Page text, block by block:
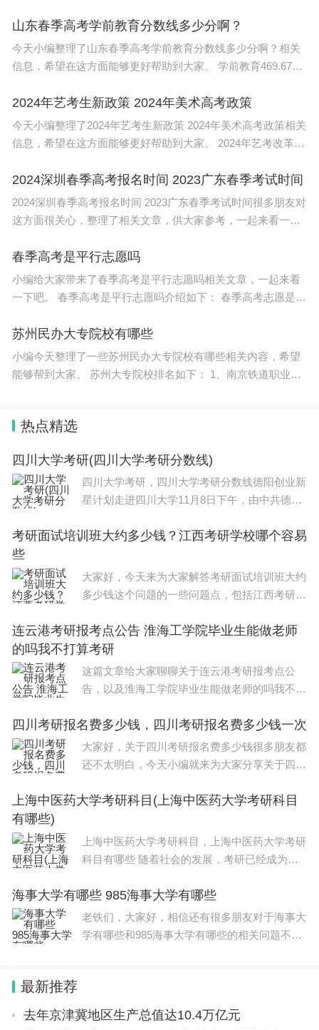
胎生的基因表达模式，研究人员将其中许多区域与生
殖差异联系起来。
性的骤然变化，而是通过10万年中的许多点滴突
变，一步步积累进化而成。
依然无法勘破的演化奥妙
转为活产，使小小的海洋蜗牛能够扩散到新的栖息
的。诚然，这两种生育方式都能完成繁衍后代的任
务，但它们的益处和代价却截然不同。为什么这些蜗
谜。
研究人员推测，这种转变可能还是出于自然选择对卵
的卵子则更容易受到干燥、物理损坏和捕食者的影
会付出其他代价。因为活产意味着对后代的“额外投
资”，意味着母体在保护自身和保护后代之间“走钢
严格要求。此次研究发现的许多基因组区域，很可能
也要参与应对这些挑战。
因此，尽管这项发现为了解从卵生到胎生的转变提供
了大量线索，但仍有大量问题有待解答。对科学家来
说，他们才刚刚开始接触到这一知识的表面。下一
步，研究人员希望绘制每个突变的功能图谱，揭示每
种基因变化如何塑造繁殖中的各种“游戏规则”。
蜗牛繁殖进化的基因之谜）
生控制线563分。 一
山东春季高考学前教育分数线多少分啊？
今天小编整理了山东春季高考学前教育分数线多少分啊？相关
信息，希望在这方面能够更好帮助到大家。 学前教育469.67
春考分数线学前教育类最
2024年艺考生新政策 2024年美术高考政策
今天小编整理了2024年艺考生新政策 2024年美术高考政策相关
信息，希望在这方面能够更好帮助到大家。 2024年艺考改革政
2024深圳春季高考报名时间 2023广东春季考试时间
2024深圳春季高考报名时间 2023广东春季考试时间很多朋友对
这方面很关心，整理了相关文章，供大家参考，一起来看一下
年11月1日至10日报名。
春季高考是平行志愿吗
小编给大家带来了春季高考是平行志愿吗相关文章，一起来看
一下吧。 春季高考是平行志愿吗介绍如下： 春季高考志愿是平
愿”的原则
苏州民办大专院校有哪些
小编今天整理了一些苏州民办大专院校有哪些相关内容，希望
能够帮到大家。 苏州大专院校排名如下： 1、南京铁道职业技
热点精选
四川大学考研(四川大学考研分数线)
四川大学考研，四川大学考研分数线德阳创业新
星计划走进四川大学11月8日下午，由中共德阳
同行”校园招聘系列活动正式启动，首场走进四
考研面试培训班大约多少钱？江西考研学校哪个容易
些
大家好，今天来为大家解答考研面试培训班大约
多少钱这个问题的一些问题点，包括江西考研学
今天就来为大家分析分析，现在让我们一起来看
看吧！如果解决了您的问题，还望您关注下本
连云港考研报考点公告 淮海工学院毕业生能做老师
的吗我不打算考研
这篇文章给大家聊聊关于连云港考研报考点公
告，以及淮海工学院毕业生能做老师的吗我不打
要忘了收藏本站哦。本文目录淮海工学院毕业生
能做老师的吗我不打算考研南京医科大
四川考研报名费多少钱，四川考研报名费多少钱一次
大家好，关于四川考研报名费多少钱很多朋友都
还不太明白，今天小编就来为大家分享关于四川
帮助！本文目录考研班费用一般多少钱大专考研
上海中医药大学考研科目(上海中医药大学考研科目
有哪些)
上海中医药大学考研科目，上海中医药大学考研
科目有哪些 随着社会的发展，考研已经成为了
择适合自己的科目是非常重要的一步。新传考研
科目？今天，我们就来探讨一下新传考研
海事大学有哪些 985海事大学有哪些
老铁们，大家好，相信还有很多朋友对于海事大
学有哪些和985海事大学有哪些的相关问题不太
最新推荐
去年京津冀地区生产总值达10.4万亿元